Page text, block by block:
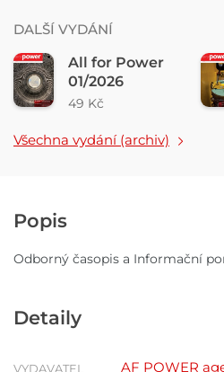
DALŠÍ VYDÁNÍ
All for Power
01/2026
49 Kč
Všechna vydání (archiv)
Popis
Odborný časopis a Informační
Detaily
VYDAVATEL AF POWER